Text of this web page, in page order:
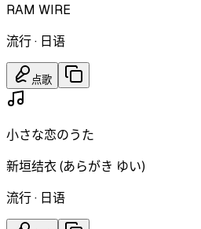
RAM WIRE
流行· 日语
点歌
小さな恋のうた
新垣结衣 (あらがき ゆい)
流行· 日语